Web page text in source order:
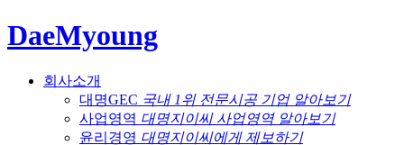
DaeMyoung
회사소개
대명GEC 국내 1위 전문시공 기업 알아보기
사업영역 대명지이씨 사업영역 알아보기
윤리경영 대명지이씨에게 제보하기